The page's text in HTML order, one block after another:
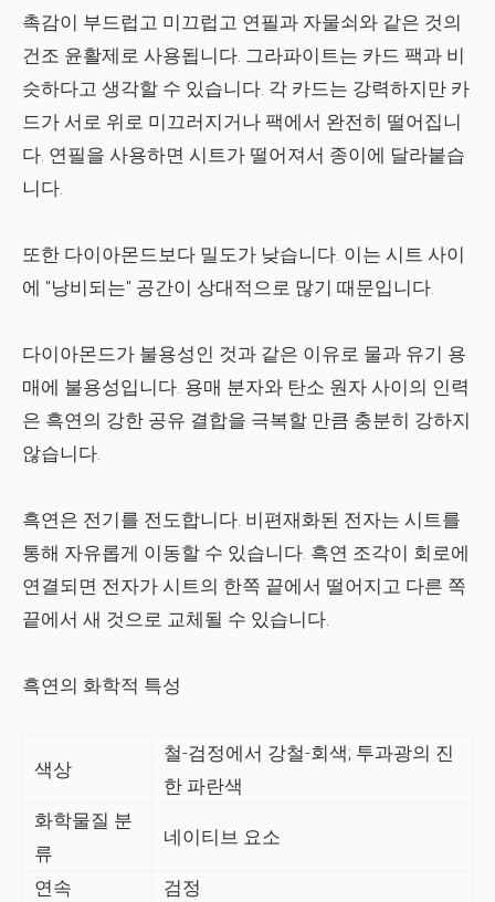
촉감이 부드럽고 미끄럽고 연필과 자물쇠와 같은 것의
건조 윤활제로 사용됩니다. 그라파이트는 카드 팩과 비
슷하다고 생각할 수 있습니다. 각 카드는 강력하지만 카
드가 서로 위로 미끄러지거나 팩에서 완전히 떨어집니
다. 연필을 사용하면 시트가 떨어져서 종이에 달라붙습
니다.
또한 다이아몬드보다 밀도가 낮습니다. 이는 시트 사이
에 "낭비되는" 공간이 상대적으로 많기 때문입니다.
다이아몬드가 불용성인 것과 같은 이유로 물과 유기 용
매에 불용성입니다. 용매 분자와 탄소 원자 사이의 인력
은 흑연의 강한 공유 결합을 극복할 만큼 충분히 강하지
않습니다.
흑연은 전기를 전도합니다. 비편재화된 전자는 시트를
통해 자유롭게 이동할 수 있습니다. 흑연 조각이 회로에
연결되면 전자가 시트의 한쪽 끝에서 떨어지고 다른 쪽
끝에서 새 것으로 교체될 수 있습니다.
흑연의 화학적 특성
색상
철-검정에서 강철-회색; 투과광의 진
한 파란색
화학물질 분
류
네이티브 요소
연속
검정